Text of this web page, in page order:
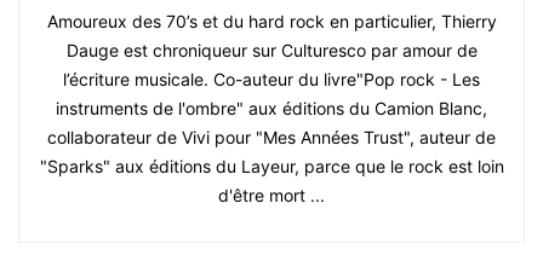
Amoureux des 70’s et du hard rock en particulier, Thierry
Dauge est chroniqueur sur Culturesco par amour de
l’écriture musicale. Co-auteur du livre"Pop rock - Les
instruments de l'ombre" aux éditions du Camion Blanc,
collaborateur de Vivi pour "Mes Années Trust", auteur de
"Sparks" aux éditions du Layeur, parce que le rock est loin
d'être mort ...